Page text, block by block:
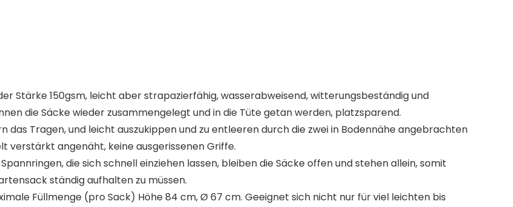
Stärke 150gsm, leicht aber strapazierfähig, wasserabweisend, witterungsbeständig und
die Säcke wieder zusammengelegt und in die Tüte getan werden, platzsparend.
Tragen, und leicht auszukippen und zu entleeren durch die zwei in Bodennähe angebrachten
verstärkt angenäht, keine ausgerissenen Griffe.
die sich schnell einziehen lassen, bleiben die Säcke offen und stehen allein, somit
ständig aufhalten zu müssen.
Füllmenge (pro Sack) Höhe 84 cm, Ø 67 cm. Geeignet sich nicht nur für viel leichten bis